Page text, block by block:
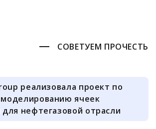
СОВЕТУЕМ ПРОЧЕСТЬ
реализовала проект по
ячеек
нефтегазовой отрасли